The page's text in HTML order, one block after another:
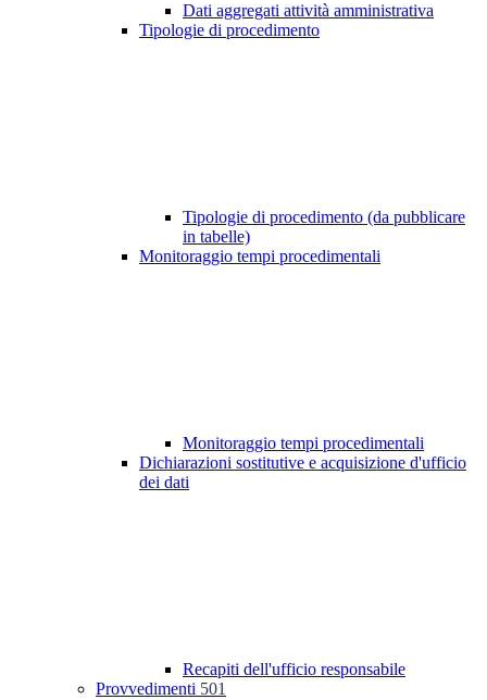
Dati aggregati attività amministrativa
Tipologie di procedimento
Tipologie di procedimento (da pubblicare
in tabelle)
Monitoraggio tempi procedimentali
Monitoraggio tempi procedimentali
Dichiarazioni sostitutive e acquisizione d'ufficio
dei dati
Recapiti dell'ufficio responsabile
Provvedimenti 501